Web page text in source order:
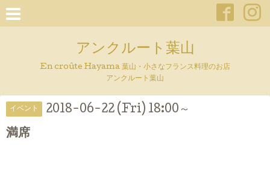
アンクルート葉山
En croûte Hayama 葉山・小さなフランス料理のお店
アンクルート葉山
イベント 2018-06-22 (Fri) 18:00～
満席